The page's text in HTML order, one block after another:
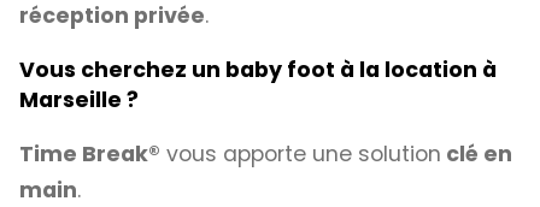
réception privée.
Vous cherchez un baby foot à la location à
Marseille ?
Time Break® vous apporte une solution clé en
main.